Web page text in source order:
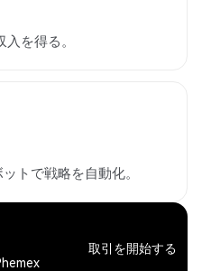
を得る。
トで戦略を自動化。
取引を開始する